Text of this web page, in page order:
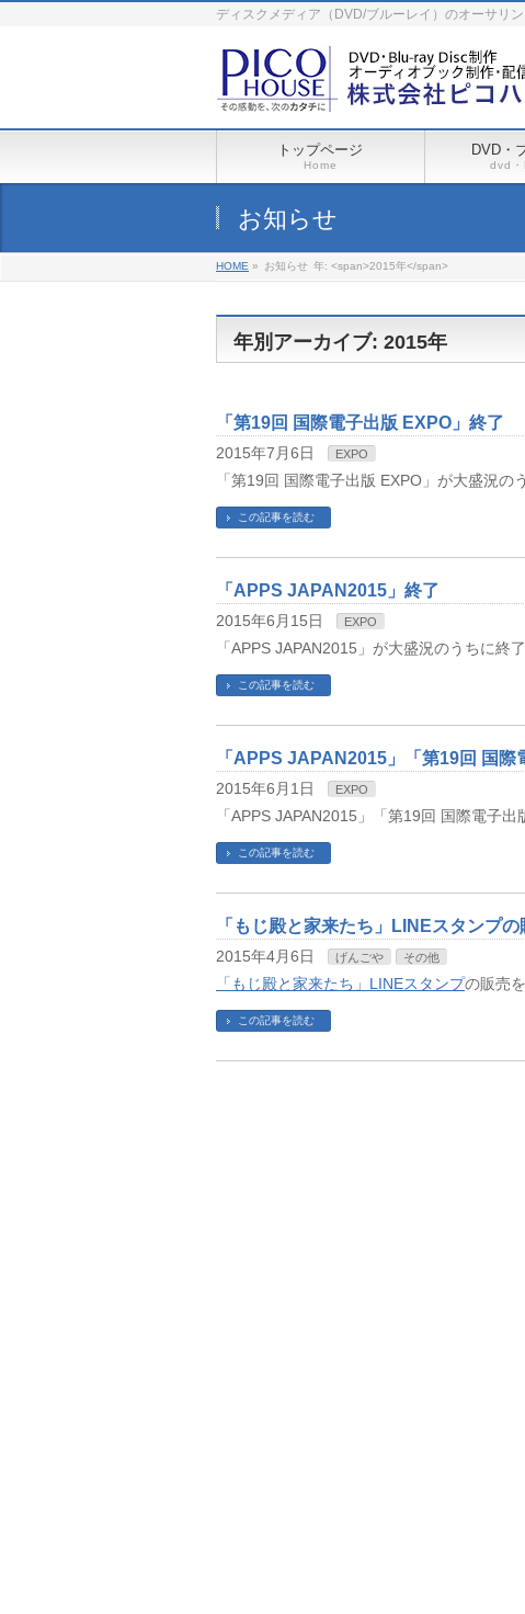
ディスクメディア（DVD/ブルーレイ）のオーサリ
トップページ
Home
DVD・
dvd
お知らせ
HOME » お知らせ 年: <span>2015年</span>
年別アーカイブ: 2015年
「第19回 国際電子出版 EXPO」終了
2015年7月6日 EXPO
「第19回 国際電子出版 EXPO」が大盛況の
この記事を読む
「APPS JAPAN2015」終了
2015年6月15日 EXPO
「APPS JAPAN2015」が大盛況のうちに終
この記事を読む
「APPS JAPAN2015」「第19回 国際
2015年6月1日 EXPO
「APPS JAPAN2015」「第19回 国際電子
この記事を読む
「もじ殿と家来たち」LINEスタンプ
2015年4月6日 げんごや その他
「もじ殿と家来たち」LINEスタンプの販売
この記事を読む